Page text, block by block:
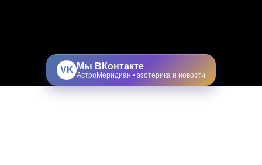
VK Мы ВКонтакте
АстроМеридиан • эзотерика и новости